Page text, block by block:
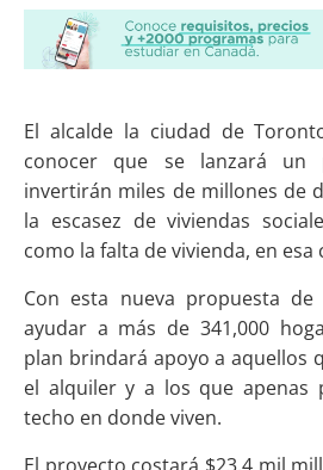
El alcalde la ciudad de
conocer que se lanzará
invertirán miles de millones de
la escasez de viviendas
como la falta de vivienda, en esa
Con esta nueva propuesta
ayudar a más de 341,000
plan brindará apoyo a aquellos
el alquiler y a los que apenas
techo en donde viven.